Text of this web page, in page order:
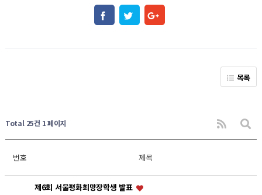
목록
Total 25건 1 페이지
번호 제목
제6회 서울평화희망장학생 발표